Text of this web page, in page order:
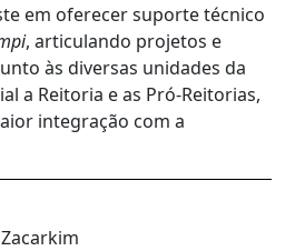
em oferecer suporte técnico
, articulando projetos e
às diversas unidades da
a Reitoria e as Pró-Reitorias,
integração com a